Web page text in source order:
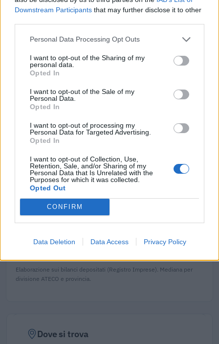
Downstream Participants that may further disclose it to other
Personal Data Processing Opt Outs
I want to opt-out of the Sharing of my
personal data.
Opted In
I want to opt-out of the Sale of my
Personal Data.
Opted In
I want to opt-out of processing my
Personal Data for Targeted Advertising.
Opted In
I want to opt-out of Collection, Use,
Retention, Sale, and/or Sharing of my
Personal Data that Is Unrelated with the
Purposes for which it was collected.
Opted Out
CONFIRM
Data Deletion Data Access Privacy Policy
2023-04-03
esenzioni fiscali e crediti d'imposta adottati a
seguito della crisi economica causata dall'epidemia di
COVID-19 [con mo
2.775 euro
2021-01-25
Emergenza COVID-19: interventi a sostegno delle
imprese della provincia di Alessandria.
Camera di commercio di Alessandria-Asti
Fonte:Registro Nazionale Aiuti di Stato (RNA)
– Open Data, licenza
Confronto di settore
Il fatturato di Centro Sl S.r.l. (
in provincia di AL (
325.112 euro), calcolata su 43
Elaborazione sui bilanci depositati (Registro Imprese). Mediana per
divisione ATECO e provincia.
Dove si trova